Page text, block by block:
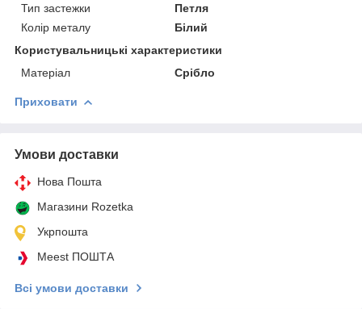
Тип застежки
Петля
Колір металу
Білий
Користувальницькі характеристики
Матеріал
Срібло
Приховати
Умови доставки
Нова Пошта
Магазини Rozetka
Укрпошта
Meest ПОШТА
Всі умови доставки